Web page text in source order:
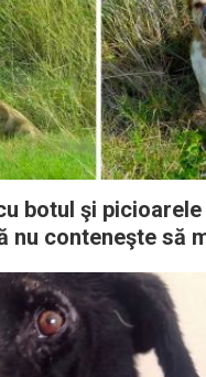
botul şi
nu conteneşte să